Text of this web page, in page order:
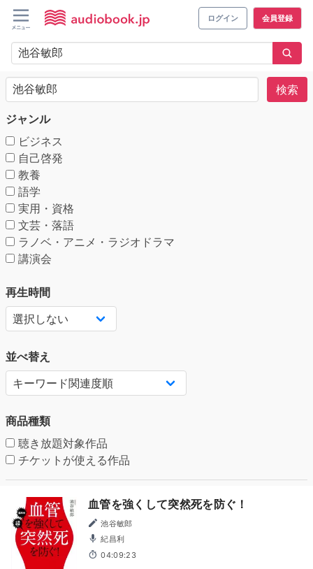
ログイン 会員登録
検索
ジャンル
ビジネス
自己啓発
教養
語学
実用・資格
文芸・落語
ラノベ・アニメ・ラジオドラマ
講演会
再生時間
並べ替え
商品種類
聴き放題対象作品
チケットが使える作品
血管を強くして突然死を防ぐ！
池谷敏郎
紀昌利
04:09:23